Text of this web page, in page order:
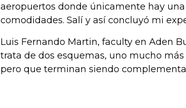
aeropuertos donde únicamente hay
comodidades. Salí y así concluyó mi
Luis Fernando Martin, faculty en Aden
trata de dos esquemas, uno mucho
pero que terminan siendo